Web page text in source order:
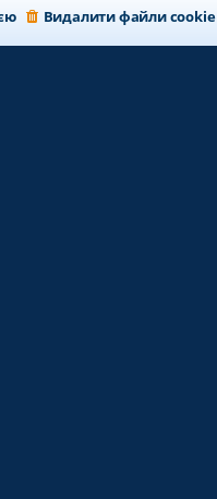
Видалити файли cookie